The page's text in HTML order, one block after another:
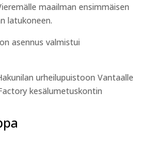
maailman ensimmäisen
latukoneen.
asennus valmistui
urheilupuistoon Vantaalle
kesälumetuskontin